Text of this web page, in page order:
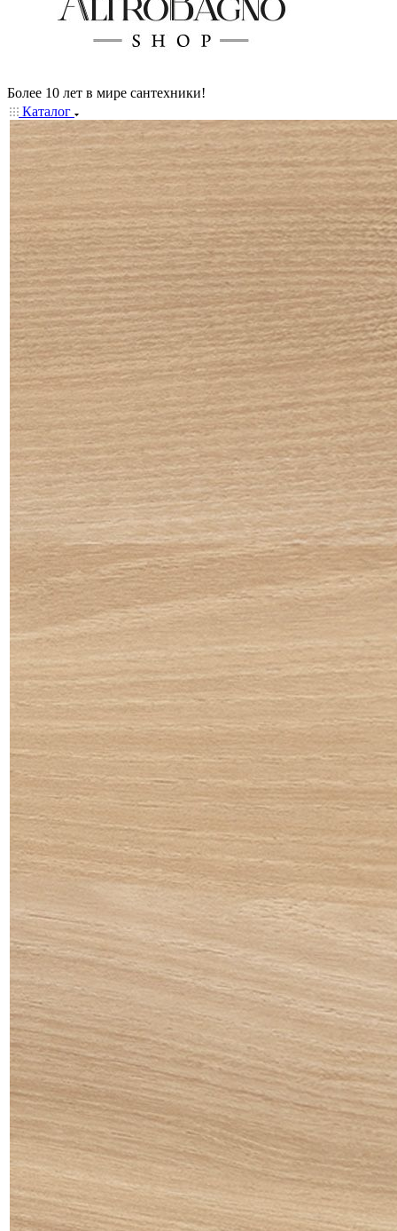
Более 10 лет в мире сантехники!
Каталог